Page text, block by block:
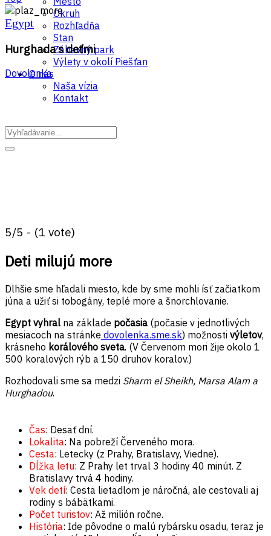
Okruh
Rozhľadňa
Stan
Zábavný park
Výlety v okolí Piešťan
O nás
Naša vízia
Kontakt
Egypt
Hurghada s deťmi
Dovolenka
5/5 - (1 vote)
Deti milujú more
Dlhšie sme hľadali miesto, kde by sme mohli ísť začiatkom
júna a užiť si tobogány, teplé more a šnorchlovanie.
Egypt vyhral na základe počasia (počasie v jednotlivých
mesiacoch na stránke dovolenka.sme.sk) možnosti výletov,
krásneho korálového sveta. (V Červenom mori žije okolo 1
500 koralových rýb a 150 druhov koralov.)
Rozhodovali sme sa medzi Sharm el Sheikh, Marsa Alam a
Hurghadou.
Čas: Desať dní.
Lokalita: Na pobreží Červeného mora.
Cesta: Letecky (z Prahy, Bratislavy, Viedne).
Dĺžka letu: Z Prahy let trval 3 hodiny 40 minút. Z
Bratislavy trvá 4 hodiny.
Vek detí: Cesta lietadlom je náročná, ale cestovali aj
rodiny s bábätkami.
Počet turistov: Až milión ročne.
História: Ide pôvodne o malú rybársku osadu, teraz je